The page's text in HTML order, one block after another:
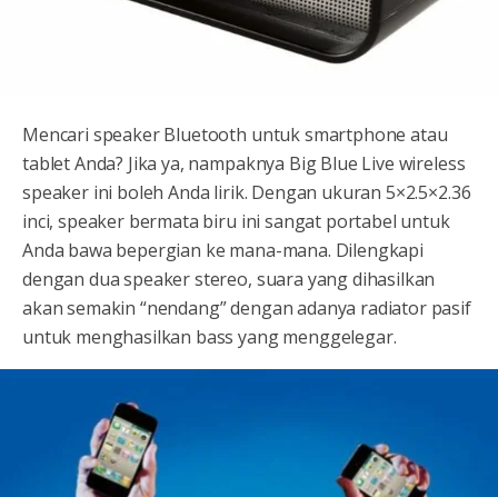
Mencari speaker Bluetooth untuk smartphone atau
tablet Anda? Jika ya, nampaknya Big Blue Live wireless
speaker ini boleh Anda lirik. Dengan ukuran 5×2.5×2.36
inci, speaker bermata biru ini sangat portabel untuk
Anda bawa bepergian ke mana-mana. Dilengkapi
dengan dua speaker stereo, suara yang dihasilkan
akan semakin “nendang” dengan adanya radiator pasif
untuk menghasilkan bass yang menggelegar.